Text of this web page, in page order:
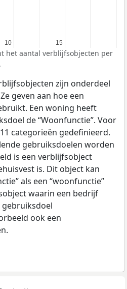
10
10 15
15
het aantal verblijfsobjecten per
zijn onderdeel
geven aan hoe een
Een woning heeft
de “Woonfunctie”. Voor
categorieën gedefinieerd.
gebruiksdoelen worden
is een verblijfsobject
is. Dit object kan
als een “woonfunctie”
waarin een bedrijf
gebruiksdoel
ook een